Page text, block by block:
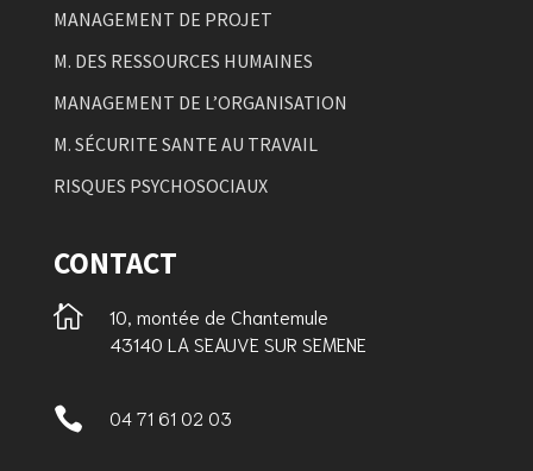
MANAGEMENT DE PROJET
M. DES RESSOURCES HUMAINES
MANAGEMENT DE L’ORGANISATION
M. SÉCURITE SANTE AU TRAVAIL
RISQUES PSYCHOSOCIAUX
CONTACT

10, montée de Chantemule
43140 LA SEAUVE SUR SEMENE
 04 71 61 02 03